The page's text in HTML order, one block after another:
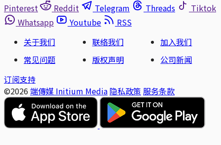
Pinterest
Reddit Telegram Threads
Tiktok
Whatsapp
Youtube
RSS
关于我们
联络我们
加入我们
常见问题
版权声明
公司新闻
订阅支持
©2026 端傳媒 Initium Media 隐私政策 服务条款